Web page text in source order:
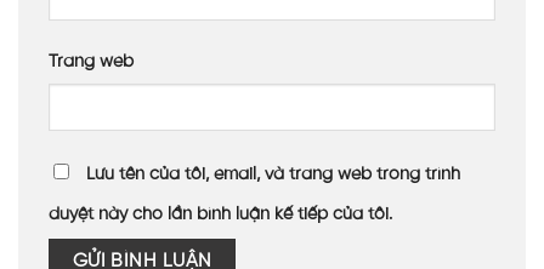
Trang web
Lưu tên của tôi, email, và trang web trong trình
duyệt này cho lần bình luận kế tiếp của tôi.